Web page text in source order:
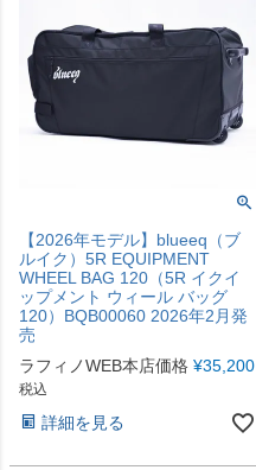
【2026年モデル】blueeq（ブ
ルイク）5R EQUIPMENT
WHEEL BAG 120（5R イクイ
ップメント ウィール バッグ
120）BQB00060 2026年2月発
売
ラフィノWEB本店価格 ¥35,200
税込
詳細を見る